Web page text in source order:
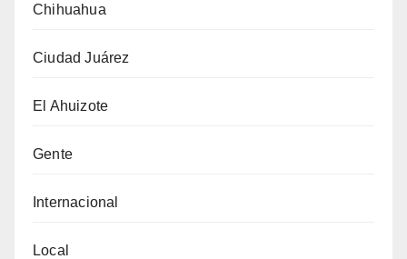
Chihuahua
Ciudad Juárez
El Ahuizote
Gente
Internacional
Local